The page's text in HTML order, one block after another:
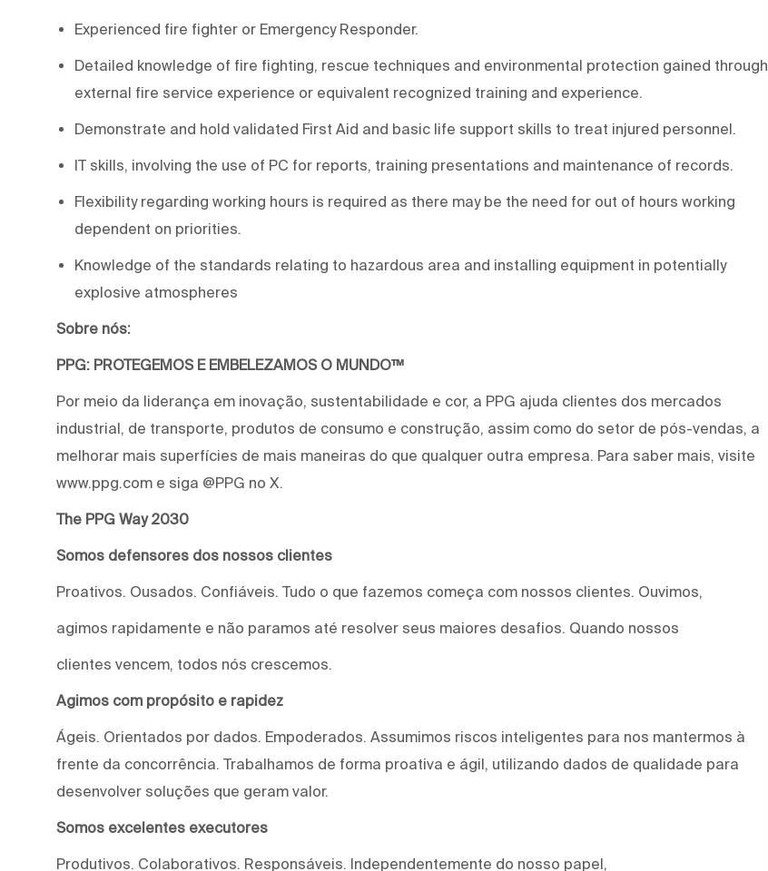
Experienced fire fighter or Emergency Responder.
Detailed knowledge of fire fighting, rescue techniques and environmental protection gained through
external fire service experience or equivalent recognized training and experience.
Demonstrate and hold validated First Aid and basic life support skills to treat injured personnel.
IT skills, involving the use of PC for reports, training presentations and maintenance of records.
Flexibility regarding working hours is required as there may be the need for out of hours working
dependent on priorities.
Knowledge of the standards relating to hazardous area and installing equipment in potentially
explosive atmospheres
Sobre nós:
PPG: PROTEGEMOS E EMBELEZAMOS O MUNDO™
Por meio da liderança em inovação, sustentabilidade e cor, a PPG ajuda clientes dos mercados
industrial, de transporte, produtos de consumo e construção, assim como do setor de pós-vendas, a
melhorar mais superfícies de mais maneiras do que qualquer outra empresa. Para saber mais, visite
www.ppg.com e siga @PPG no X.
The PPG Way 2030
Somos defensores dos nossos clientes
Proativos. Ousados. Confiáveis. Tudo o que fazemos começa com nossos clientes. Ouvimos,
agimos rapidamente e não paramos até resolver seus maiores desafios. Quando nossos
clientes vencem, todos nós crescemos.
Agimos com propósito e rapidez
Ágeis. Orientados por dados. Empoderados. Assumimos riscos inteligentes para nos mantermos à
frente da concorrência. Trabalhamos de forma proativa e ágil, utilizando dados de qualidade para
desenvolver soluções que geram valor.
Somos excelentes executores
Produtivos. Colaborativos. Responsáveis. Independentemente do nosso papel,